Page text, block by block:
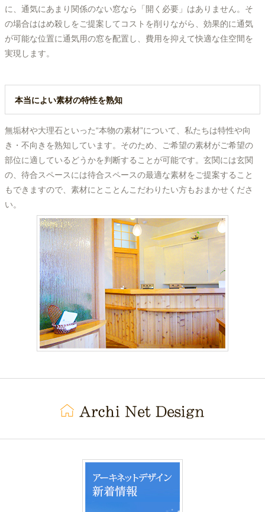
に、通気にあまり関係のない窓なら「開く必要」はありません。そ
の場合ははめ殺しをご提案してコストを削りながら、効果的に通気
が可能な位置に通気用の窓を配置し、費用を抑えて快適な住空間を
実現します。
本当によい素材の特性を熟知
無垢材や大理石といった“本物の素材”について、私たちは特性や向
き・不向きを熟知しています。そのため、ご希望の素材がご希望の
部位に適しているどうかを判断することが可能です。玄関には玄関
の、待合スペースには待合スペースの最適な素材をご提案すること
もできますので、素材にとことんこだわりたい方もおまかせくださ
い。